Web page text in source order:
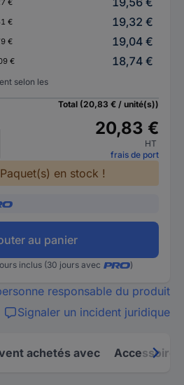
€
€
19,32 €
€
19,04 €
€ 18,74 €
selon les
Total (20,83 € / unité(s))
20,83 €
HT
frais de port
en stock !
au panier
inclus (30 jours avec )
responsable du produit
Signaler un incident juridique
achetés avec Accessoires